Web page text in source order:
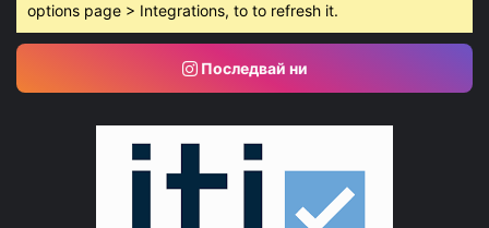
options page > Integrations, to to refresh it.
Последвай ни